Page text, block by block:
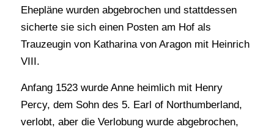
Ehepläne wurden abgebrochen und stattdessen
sicherte sie sich einen Posten am Hof als
Trauzeugin von Katharina von Aragon mit Heinrich
VIII.
Anfang 1523 wurde Anne heimlich mit Henry
Percy, dem Sohn des 5. Earl of Northumberland,
verlobt, aber die Verlobung wurde abgebrochen,